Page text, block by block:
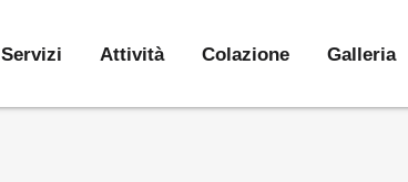
Servizi Attività Colazione Galleria